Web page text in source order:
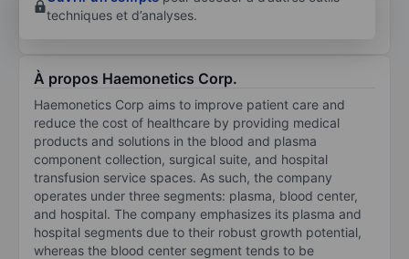
techniques et d’analyses.
À propos Haemonetics Corp.
Haemonetics Corp aims to improve patient care and
reduce the cost of healthcare by providing medical
products and solutions in the blood and plasma
component collection, surgical suite, and hospital
transfusion service spaces. As such, the company
operates under three segments: plasma, blood center,
and hospital. The company emphasizes its plasma and
hospital segments due to their robust growth potential,
whereas the blood center segment tends to be